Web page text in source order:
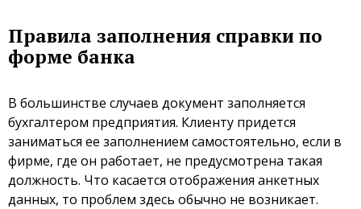
Правила заполнения справки по
форме банка
В большинстве случаев документ заполняется
бухгалтером предприятия. Клиенту придется
заниматься ее заполнением самостоятельно, если в
фирме, где он работает, не предусмотрена такая
должность. Что касается отображения анкетных
данных, то проблем здесь обычно не возникает.